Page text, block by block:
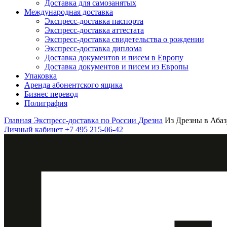
Доставка для самозанятых
Международная доставка
Экспресс-доставка паспорта
Экспресс-доставка аттестата
Экспресс-доставка свидетельства о рождении
Экспресс-доставка диплома
Доставка документов и писем в Европу
Доставка документов и писем из Европы
Упаковка
Аренда абонентского ящика
Бизнес перевод
Полиграфия
Главная Экспресс-доставка по России Дрезна Из Дрезны в
Личный кабинет +7 495 215-06-42